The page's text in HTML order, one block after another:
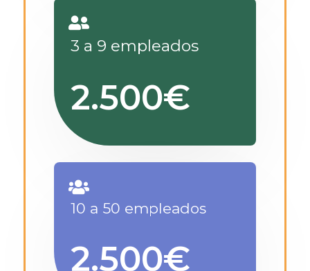
3 a 9 empleados
2.500€
10 a 50 empleados
2.500€